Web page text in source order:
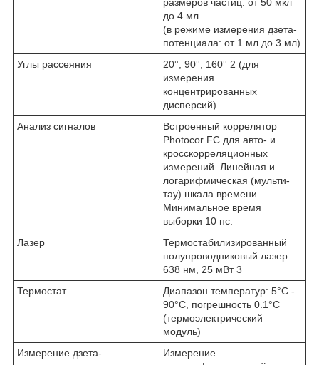
до 4 мл
(в режиме измерения дзета-
потенциала: от 1 мл до 3 мл)
Углы рассеяния
20°, 90°, 160° 2 (для
измерения
концентрированных
дисперсий)
Анализ сигналов
Встроенный коррелятор
Photocor FC для авто- и
кросскорреляционных
измерений. Линейная и
логарифмическая (мульти-
тау) шкала времени.
Минимальное время
выборки 10 нс.
Лазер
Термостабилизированный
полупроводниковый лазер:
638 нм, 25 мВт3
Термостат
Диапазон температур: 5°С -
90°С, погрешность 0.1°С
(термоэлектрический
модуль)
Измерение дзета-
Измерение